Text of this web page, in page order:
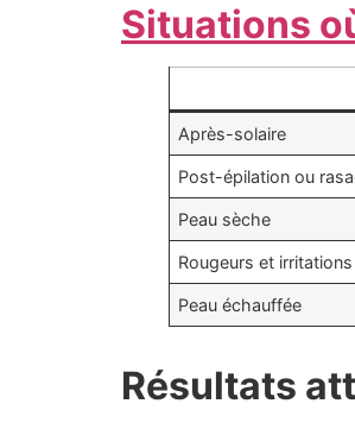
Situations
Après-solaire
Post-épilation ou
Peau sèche
Rougeurs et irritations
Peau échauffée
Résultats